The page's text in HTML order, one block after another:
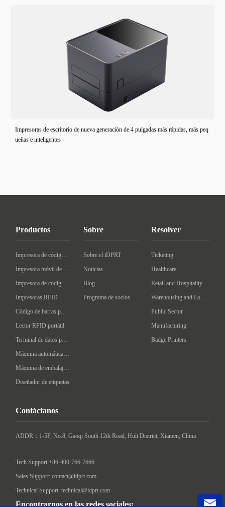
Impresoras de escritorio de nueva generación de 4 pulgadas más rápidas, más peq
ueñas e inteligentes
Productos
Impresoras RFID
Lector RFID portátil
Diseñador de etiquetas
Sobre
Sobre el iDPRT
Noticias
Blog
Programa de socios
Resolver
Ticketing
Healthcare
Retail and Hospitality
Public Sector
Manufacturing
Badge Printers
Contáctanos
ADDR：1-5F, No.8, Gaoqi South 12th Road, Huli District, Xiamen, China
Tech Support:+86-400-766-7666
Sales Support: contact@idprt.com
Technical Support: technical@idprt.com
Encontrarnos en las redes sociales: